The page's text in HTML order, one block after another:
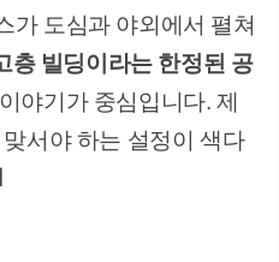
가 도심과 야외에서 펼쳐
층 빌딩이라는 한정된 공
야기가 중심입니다. 제
서야 하는 설정이 색다